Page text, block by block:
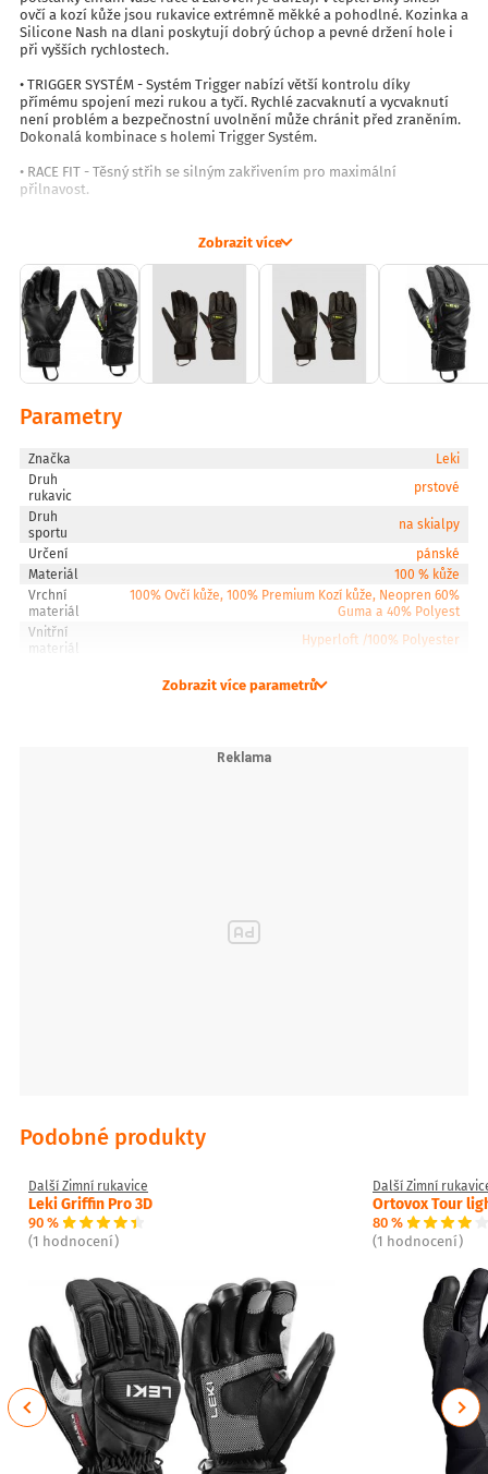
ovčí a kozí kůže jsou rukavice extrémně měkké a pohodlné. Kozinka a
Silicone Nash na dlani poskytují dobrý úchop a pevné držení hole i
při vyšších rychlostech.
• TRIGGER SYSTÉM - Systém Trigger nabízí větší kontrolu díky
přímému spojení mezi rukou a tyčí. Rychlé zacvaknutí a vycvaknutí
není problém a bezpečnostní uvolnění může chránit před zraněním.
Dokonalá kombinace s holemi Trigger Systém.
• RACE FIT - Těsný střih se silným zakřivením pro maximální
přilnavost.
• Materiál: Ovčí kůže (100% kůže), kozí kůže (100% kůže), neopren
(60% guma, 40% polyester).
• Dlaň: Ovčí kůže (100% kůže), prémiová kozí kůže (100% kůže)
• Izolace: Hyperloft (100% polyester)
• Podšívka: Micro Bemberg (100% polyester)
• Nepromokavost : 3/4 - Voděodolné
• Hřejivost: 3/6
Zobrazit více
Parametry
Značka
Leki
Druh
rukavic
prstové
Druh
sportu
na skialpy
Určení
pánské
Materiál
100 % kůže
Vrchní
materiál
100% Ovčí kůže, 100% Premium Kozí kůže, Neopren 60%
Guma a 40% Polyest
Vnitřní
materiál
Hyperloft /100% Polyester
Zobrazit více parametrů
Podobné produkty
Další Zimní rukavice
Leki Griffin Pro 3D
90 %
(1 hodnocení)
Další Zimní
Ortovox Tour
80 %
(1 hodnocení)
Previous Next